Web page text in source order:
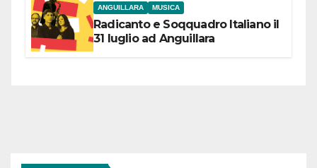
ANGUILLARA MUSICA
Radicanto e Soqquadro Italiano il
31 luglio ad Anguillara